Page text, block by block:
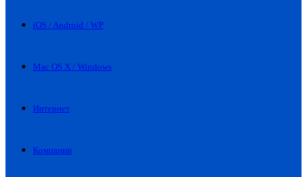
iOS / Android / WP
Mac OS X / Windows
Интернет
Компании